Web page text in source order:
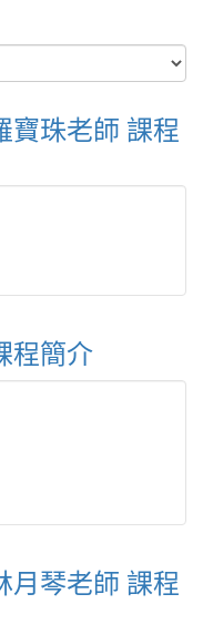
寶珠老師 課程
程簡介
月琴老師 課程